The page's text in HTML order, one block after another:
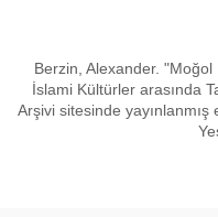
Berzin, Alexander.
İslami Kültürler arasında
Arşivi sitesinde